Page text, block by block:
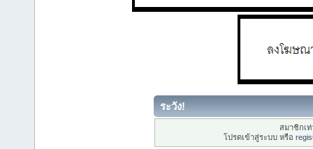
ระวัง!
สมาชิกเ
โปรดเข้าสู่ระบบ หรือ